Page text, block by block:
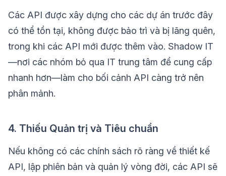
Các API được xây dựng cho các dự án trước đây
có thể tồn tại, không được bảo trì và bị lãng quên,
trong khi các API mới được thêm vào. Shadow IT
—nơi các nhóm bỏ qua IT trung tâm để cung cấp
nhanh hơn—làm cho bối cảnh API càng trở nên
phân mảnh.
4. Thiếu Quản trị và Tiêu chuẩn
Nếu không có các chính sách rõ ràng về thiết kế
API, lập phiên bản và quản lý vòng đời, các API sẽ